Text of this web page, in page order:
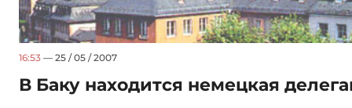
16:53 — 25 / 05 / 2007
В Баку находится немецкая